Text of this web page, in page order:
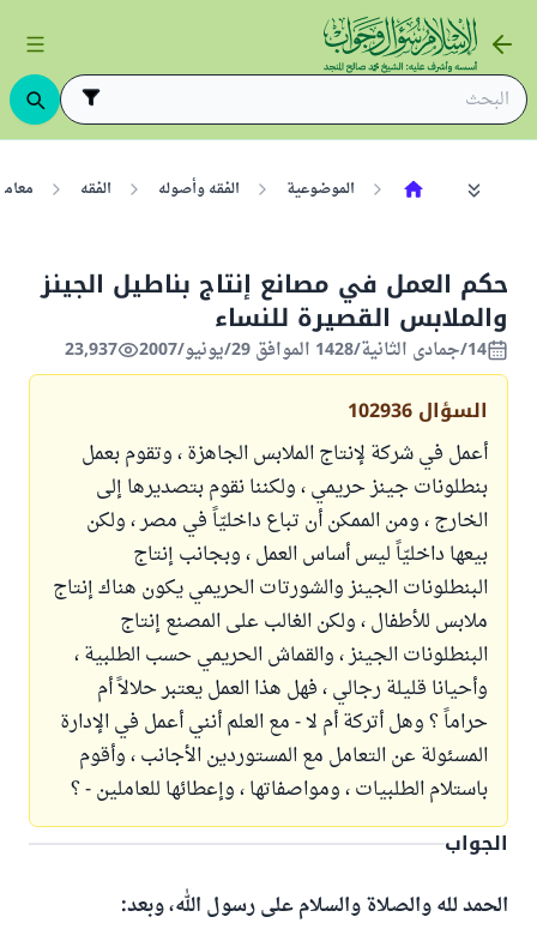
الموضوعية الفقه وأصوله الفقه
حكم العمل في مصانع إنتاج بناطيل الجينز
والملابس القصيرة للنساء
14/جمادى الثانية/1428 الموافق 29/يونيو/2007 23,937
السؤال 102936
أعمل في شركة لإنتاج الملابس الجاهزة ، وتقوم بعمل
بنطلونات جينز حريمي ، ولكننا نقوم بتصديرها إلى
الخارج ، ومن الممكن أن تباع داخليّاً في مصر ، ولكن
بيعها داخليّاً ليس أساس العمل ، وبجانب إنتاج
البنطلونات الجينز والشورتات الحريمي يكون هناك إنتاج
ملابس للأطفال ، ولكن الغالب على المصنع إنتاج
البنطلونات الجينز ، والقماش الحريمي حسب الطلبية ،
وأحيانا قليلة رجالي ، فهل هذا العمل يعتبر حلالاً أم
حراماً ؟ وهل أتركة أم لا - مع العلم أنني أعمل في الإدارة
المسئولة عن التعامل مع المستوردين الأجانب ، وأقوم
باستلام الطلبيات ، ومواصفاتها ، وإعطائها للعاملين - ؟
الجواب
الحمد لله والصلاة والسلام على رسول الله، وبعد: